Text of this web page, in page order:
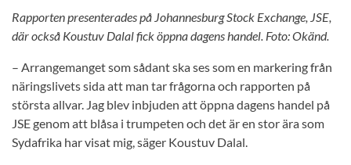
Rapporten presenterades på Johannesburg Stock Exchange, JSE,
där också Koustuv Dalal fick öppna dagens handel. Foto: Okänd.
– Arrangemanget som sådant ska ses som en markering från
näringslivets sida att man tar frågorna och rapporten på
största allvar. Jag blev inbjuden att öppna dagens handel på
JSE genom att blåsa i trumpeten och det är en stor ära som
Sydafrika har visat mig, säger Koustuv Dalal.